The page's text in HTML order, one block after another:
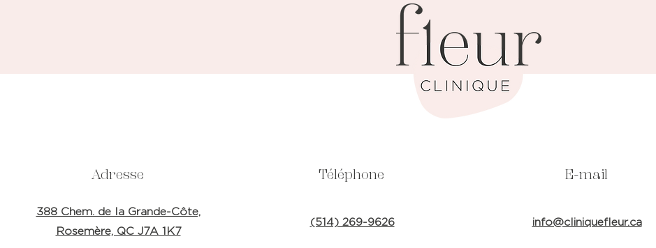
Adresse
388 Chem. de la Grande-Côte,
Rosemère, QC J7A 1K7
Téléphone
(514) 269-9626
E-mail
info@cliniquefleur.ca